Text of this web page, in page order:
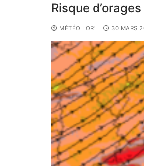
Risque
MÉTÉO LOR' 30 MARS